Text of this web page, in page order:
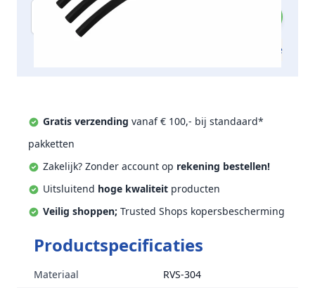
Aantal
Toevoegen aan offerte
Gratis verzending vanaf € 100,- bij standaard*
pakketten
Zakelijk? Zonder account op rekening bestellen!
Uitsluitend hoge kwaliteit producten
Veilig shoppen; Trusted Shops kopersbescherming
Productspecificaties
Materiaal
RVS-304